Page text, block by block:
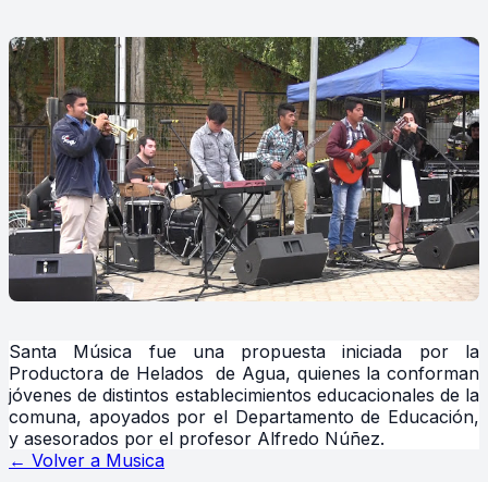
Santa Música fue una propuesta iniciada por la
Productora de Helados de Agua, quienes la conforman
jóvenes de distintos establecimientos educacionales de la
comuna, apoyados por el Departamento de Educación,
y asesorados por el profesor Alfredo Núñez.
← Volver a Musica